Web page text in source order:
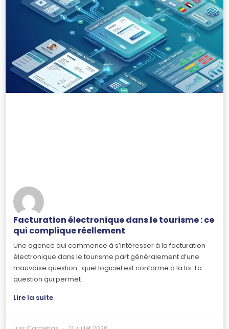
Facturation électronique dans le tourisme : ce
qui complique réellement
Une agence qui commence à s’intéresser à la facturation
électronique dans le tourisme part généralement d’une
mauvaise question : quel logiciel est conforme à la loi. La
question qui permet
Lire la suite